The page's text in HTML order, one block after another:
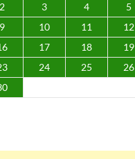
2 3 4 5
9 10 11 12
17 18 19
24 25 26